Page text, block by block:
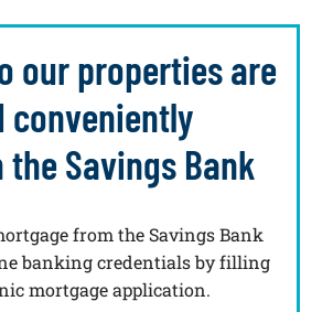
our properties are
conveniently
Savings Bank
from the Savings Bank
banking credentials by filling
mortgage application.